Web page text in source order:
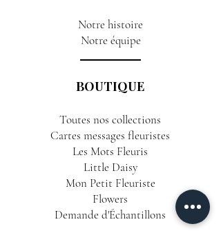
Notre histoire
Notre équipe
BOUTIQUE
Toutes nos collections
Cartes messages fleuristes
Les Mots Fleuris
Little Daisy
Mon Petit Fleuriste
Flowers
Demande d'Échantillons